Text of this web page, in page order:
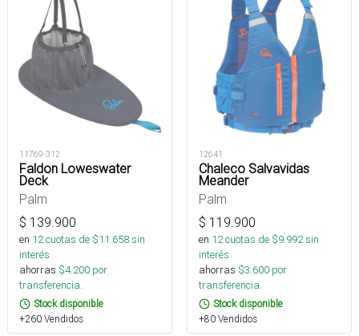
11769-312
Faldon Loweswater
Deck
Palm
$ 139.900
en 12cuotas de $11.658sin
interés
ahorras $4.200 por
transferencia.
Stock disponible
+260 Vendidos
12641
Chaleco Salvavidas
Meander
Palm
$ 119.900
en 12cuotas de $9.992sin
interés
ahorras $3.600 por
transferencia.
Stock disponible
+80 Vendidos